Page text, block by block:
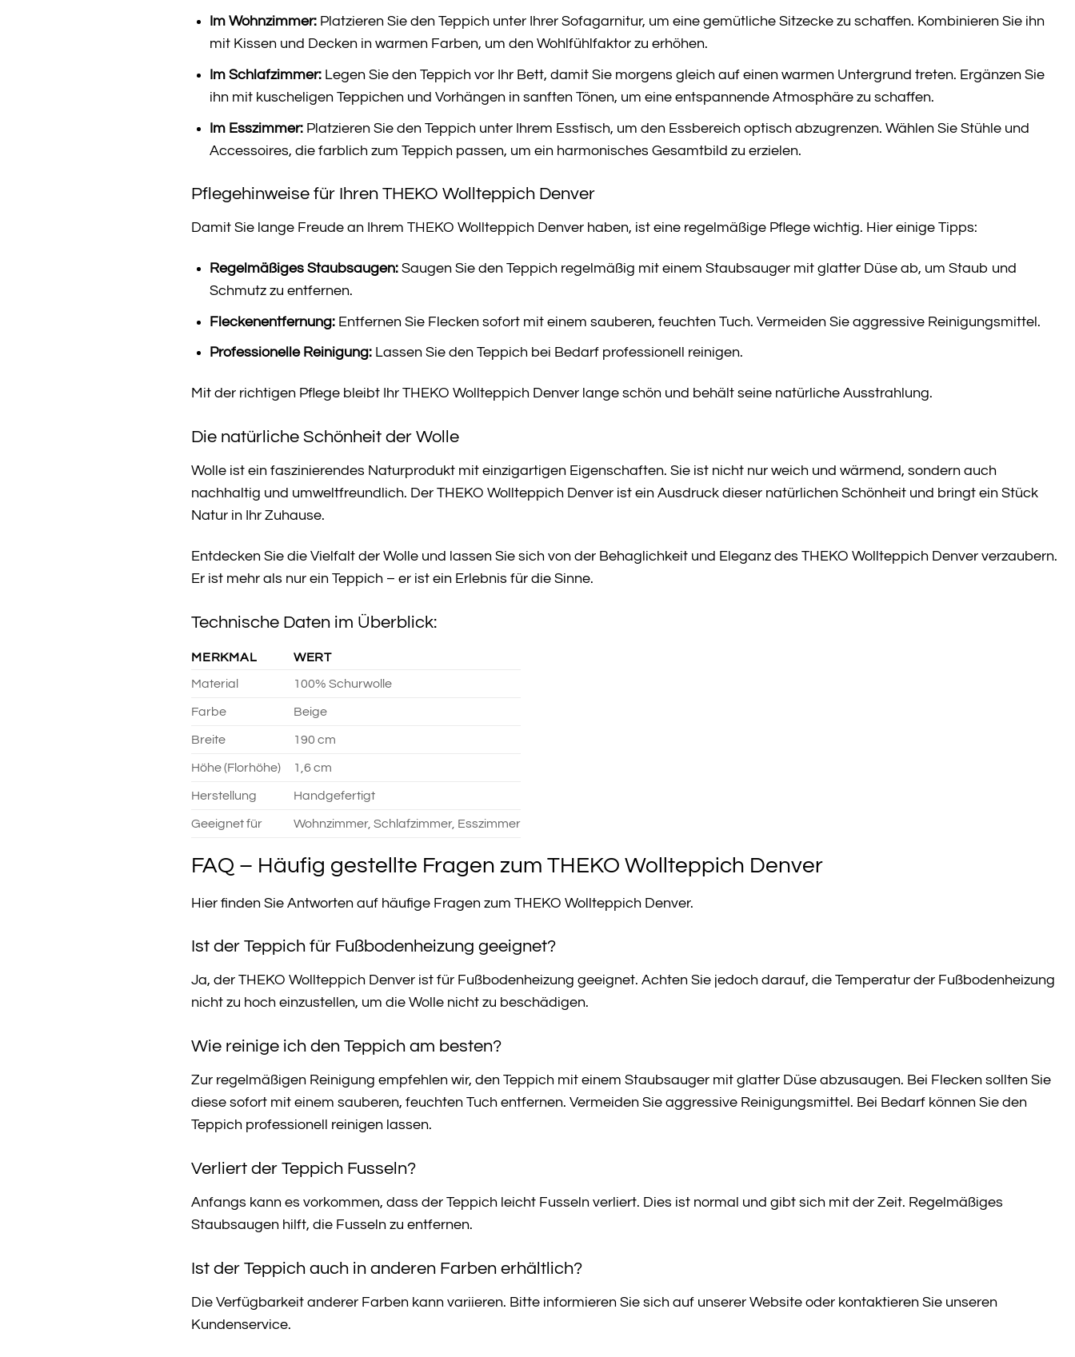
Im Wohnzimmer:Platzieren Sie den Teppich unter Ihrer Sofagarnitur, um eine gemütliche Sitzecke zu schaffen. Kombinieren Sie ihn
mit Kissen und Decken in warmen Farben, um den Wohlfühlfaktor zu erhöhen.
Im Schlafzimmer:Legen Sie den Teppich vor Ihr Bett, damit Sie morgens gleich auf einen warmen Untergrund treten. Ergänzen Sie
ihn mit kuscheligen Teppichen und Vorhängen in sanften Tönen, um eine entspannende Atmosphäre zu schaffen.
Im Esszimmer:Platzieren Sie den Teppich unter Ihrem Esstisch, um den Essbereich optisch abzugrenzen. Wählen Sie Stühle und
Accessoires, die farblich zum Teppich passen, um ein harmonisches Gesamtbild zu erzielen.
Pflegehinweise für Ihren THEKO Wollteppich Denver
Damit Sie lange Freude an Ihrem THEKO Wollteppich Denver haben, ist eine regelmäßige Pflege wichtig. Hier einige Tipps:
Regelmäßiges Staubsaugen:Saugen Sie den Teppich regelmäßig mit einem Staubsauger mit glatter Düse ab, um Staub und
Schmutz zu entfernen.
Fleckenentfernung:Entfernen Sie Flecken sofort mit einem sauberen, feuchten Tuch. Vermeiden Sie aggressive Reinigungsmittel.
Professionelle Reinigung:Lassen Sie den Teppich bei Bedarf professionell reinigen.
Mit der richtigen Pflege bleibt Ihr THEKO Wollteppich Denver lange schön und behält seine natürliche Ausstrahlung.
Die natürliche Schönheit der Wolle
Wolle ist ein faszinierendes Naturprodukt mit einzigartigen Eigenschaften. Sie ist nicht nur weich und wärmend, sondern auch
nachhaltig und umweltfreundlich. Der THEKO Wollteppich Denver ist ein Ausdruck dieser natürlichen Schönheit und bringt ein Stück
Natur in Ihr Zuhause.
Entdecken Sie die Vielfalt der Wolle und lassen Sie sich von der Behaglichkeit und Eleganz des THEKO Wollteppich Denver verzaubern.
Er ist mehr als nur ein Teppich – er ist ein Erlebnis für die Sinne.
Technische Daten im Überblick:
MERKMAL WERT
Material 100% Schurwolle
Farbe Beige
Breite 190 cm
Höhe (Florhöhe) 1,6 cm
Herstellung Handgefertigt
Geeignet für Wohnzimmer, Schlafzimmer, Esszimmer
FAQ – Häufig gestellte Fragen zum THEKO Wollteppich Denver
Hier finden Sie Antworten auf häufige Fragen zum THEKO Wollteppich Denver.
Ist der Teppich für Fußbodenheizung geeignet?
Ja, der THEKO Wollteppich Denver ist für Fußbodenheizung geeignet. Achten Sie jedoch darauf, die Temperatur der Fußbodenheizung
nicht zu hoch einzustellen, um die Wolle nicht zu beschädigen.
Wie reinige ich den Teppich am besten?
Zur regelmäßigen Reinigung empfehlen wir, den Teppich mit einem Staubsauger mit glatter Düse abzusaugen. Bei Flecken sollten Sie
diese sofort mit einem sauberen, feuchten Tuch entfernen. Vermeiden Sie aggressive Reinigungsmittel. Bei Bedarf können Sie den
Teppich professionell reinigen lassen.
Verliert der Teppich Fusseln?
Anfangs kann es vorkommen, dass der Teppich leicht Fusseln verliert. Dies ist normal und gibt sich mit der Zeit. Regelmäßiges
Staubsaugen hilft, die Fusseln zu entfernen.
Ist der Teppich auch in anderen Farben erhältlich?
Die Verfügbarkeit anderer Farben kann variieren. Bitte informieren Sie sich auf unserer Website oder kontaktieren Sie unseren
Kundenservice.